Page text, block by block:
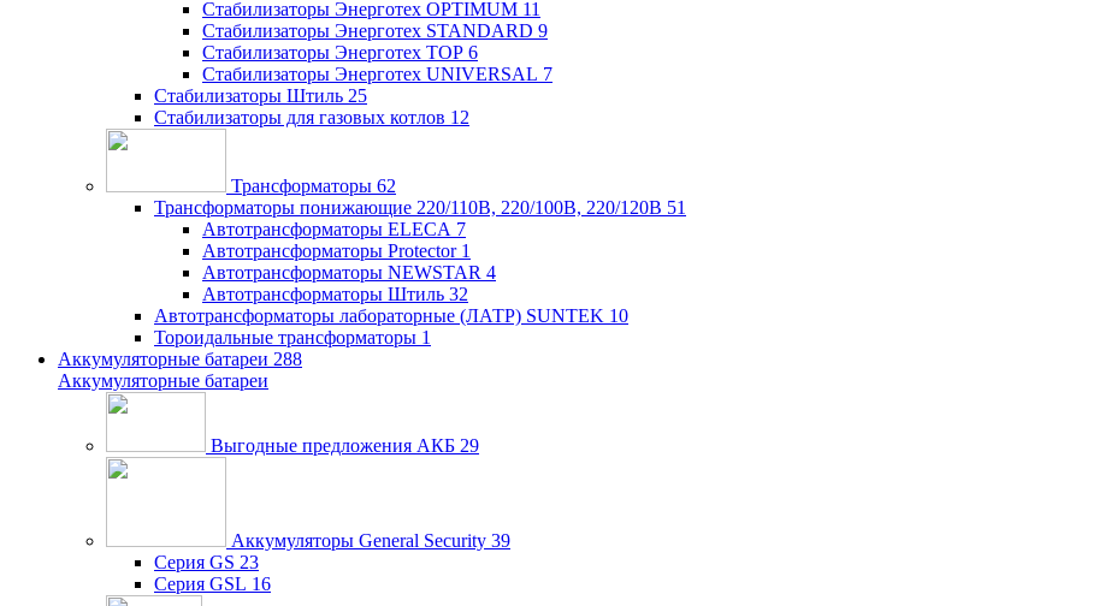
Стабилизаторы Энерготех OPTIMUM 11
Стабилизаторы Энерготех STANDARD 9
Стабилизаторы Энерготех TOP 6
Стабилизаторы Энерготех UNIVERSAL 7
Стабилизаторы Штиль 25
Стабилизаторы для газовых котлов 12
Трансформаторы 62
Трансформаторы понижающие 220/110В, 220/100В, 220/120В 51
Автотрансформаторы ELECA 7
Автотрансформаторы Protector 1
Автотрансформаторы NEWSTAR 4
Автотрансформаторы Штиль 32
Автотрансформаторы лабораторные (ЛАТР) SUNTEK 10
Тороидальные трансформаторы 1
Аккумуляторные батареи 288
Аккумуляторные батареи
Выгодные предложения АКБ 29
Аккумуляторы General Security 39
Серия GS 23
Серия GSL 16